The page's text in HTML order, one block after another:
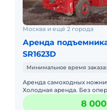
Москва и ещё 2 города
Аренда
SR1623D
Минимальное время заказа:
Аренда самоходных
Холодная аренда. Без
подъемники AURORA: —
Грузоподъемность: 230-680
8